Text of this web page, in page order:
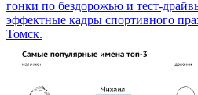
гонки по бездорожью и тест-
эффектные кадры спортивного
Томск.